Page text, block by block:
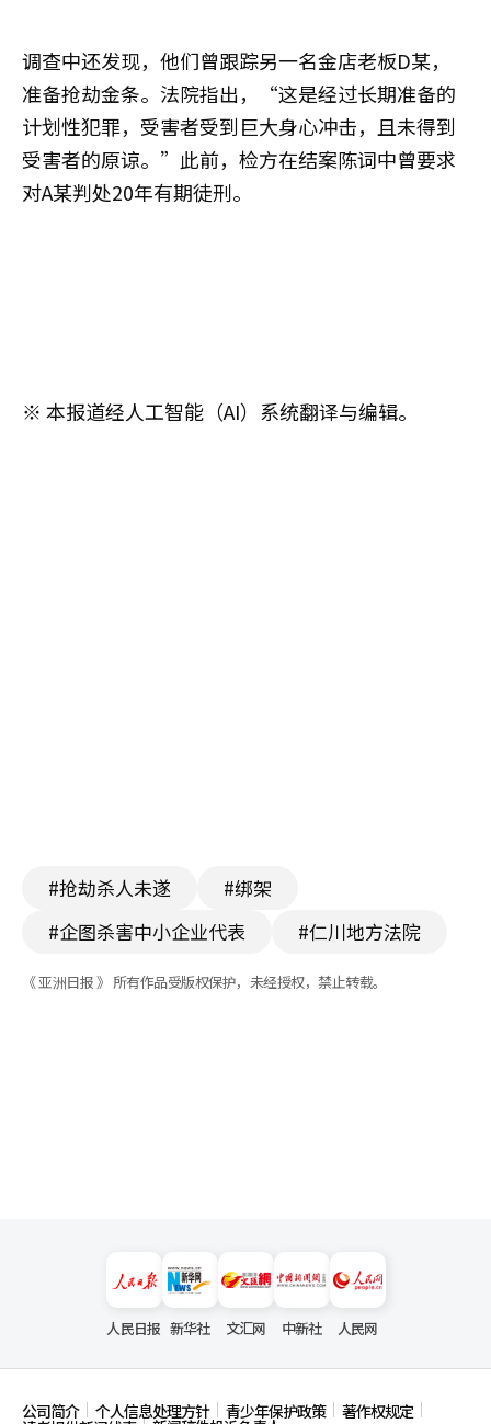
调查中还发现，他们曾跟踪另一名金店老板D某，
准备抢劫金条。法院指出，“这是经过长期准备的
计划性犯罪，受害者受到巨大身心冲击，且未得到
受害者的原谅。”此前，检方在结案陈词中曾要求
对A某判处20年有期徒刑。
※ 本报道经人工智能（AI）系统翻译与编辑。
#抢劫杀人未遂
#绑架
#企图杀害中小企业代表
#仁川地方法院
《 亚洲日报 》 所有作品受版权保护，未经授权，禁止转载。
人民日报 新华社 文汇网 中新社 人民网
公司简介 个人信息处理方针 青少年保护政策 著作权规定